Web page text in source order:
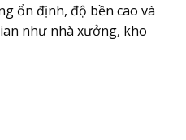
ổn định, độ bền cao và
như nhà xưởng, kho